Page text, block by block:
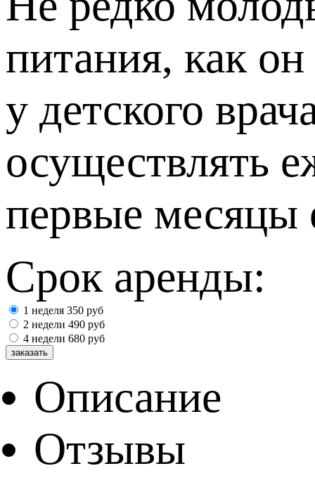
питания, как
у детского
осуществлять
первые месяцы
Срок аренды:
1 неделя 350 руб
2 недели 490 руб
4 недели 680 руб
Описание
Отзывы